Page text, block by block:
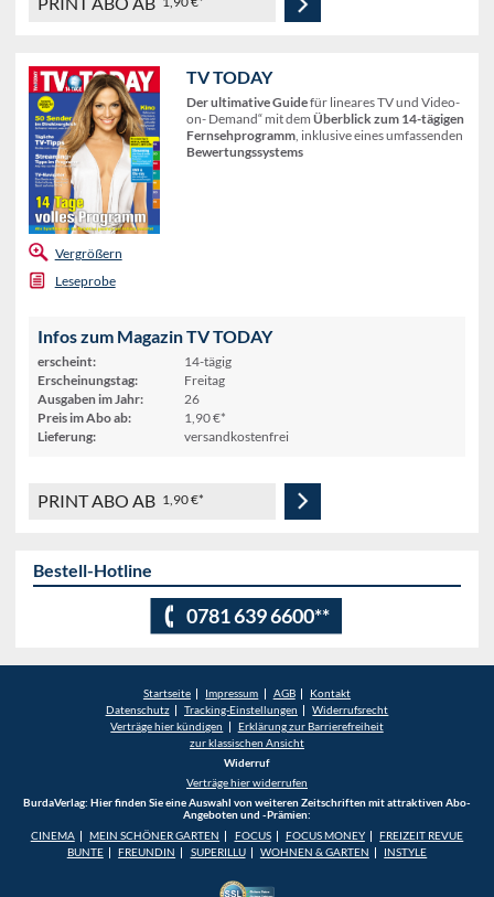
Vergrößern
Leseprobe
TV TODAY
Der ultimative Guidefür lineares TV und Video-
on- Demand“ mit dem Überblick zum 14-tägigen
Fernsehprogramm, inklusive eines umfassenden
Bewertungssystems
Infos zum Magazin TV TODAY
erscheint:
14-tägig
Erscheinungstag:
Freitag
Ausgaben im Jahr:
26
Preis im Abo ab:
1,90 €*
Lieferung:
versandkostenfrei
PRINT ABO AB 1,90 €*
Bestell-Hotline
0781 639 6600**
Startseite Impressum AGB
Kontakt
Datenschutz
Tracking-Einstellungen
Widerrufsrecht
Verträge hier kündigen
Erklärung zur Barrierefreiheit
zur klassischen Ansicht
Widerruf
Verträge hier widerrufen
BurdaVerlag: Hier finden Sie eine Auswahl von weiteren Zeitschriften mit attraktiven Abo-
Angeboten und -Prämien:
CINEMA
MEIN SCHÖNER GARTEN FOCUS FOCUS MONEY
FREIZEIT REVUE
BUNTE
FREUNDIN SUPERILLU WOHNEN & GARTEN INSTYLE